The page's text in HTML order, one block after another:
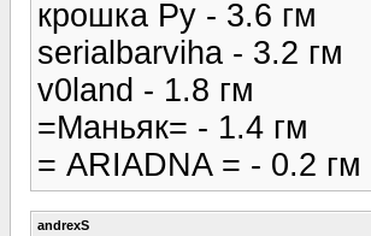
крошка Ру - 3.6 гм
serialbarviha - 3.2 гм
v0land - 1.8 гм
=Маньяк= - 1.4 гм
= ARIADNA = - 0.2 гм
andrexS